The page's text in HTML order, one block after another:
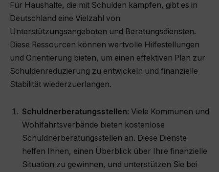
Für Haushalte, die mit Schulden kämpfen, gibt es in
Deutschland eine Vielzahl von
Unterstützungsangeboten und Beratungsdiensten.
Diese Ressourcen können wertvolle Hilfestellungen
und Orientierung bieten, um einen effektiven Plan zur
Schuldenreduzierung zu entwickeln und finanzielle
Stabilität wiederzuerlangen.
Schuldnerberatungsstellen: Viele Kommunen und
Wohlfahrtsverbände bieten kostenlose
Schuldnerberatungsstellen an. Diese Dienste
helfen Ihnen, einen Überblick über Ihre finanzielle
Situation zu gewinnen, und unterstützen Sie bei